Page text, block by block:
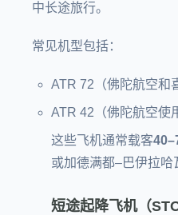
中长途旅行。
常见机型包括：
ATR 72（佛陀航空和
ATR 42（佛陀航空使
这些飞机通常载客
或加德满都–巴伊拉哈
短途起降飞机（